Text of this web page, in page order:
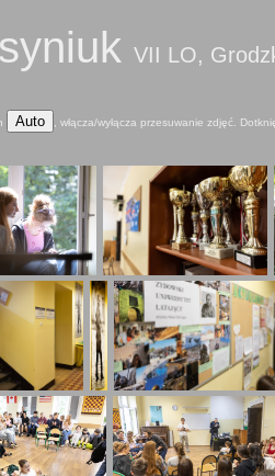
VII LO,
Auto , włącza/wyłącza przesuwanie zdjęć.